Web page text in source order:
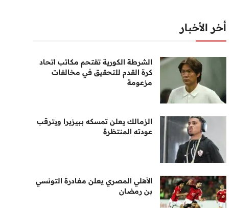
أخر الأخبار
الشرطة الكورية تقتحم مكاتب اتحاد
كرة القدم للتحقيق في مخالفات
مزعومة
الزمالك يعلن تمسكه ببيزيرا ويترقب
عودته المنتظرة
الأهلي المصري يعلن مغادرة التونسي
بن رمضان